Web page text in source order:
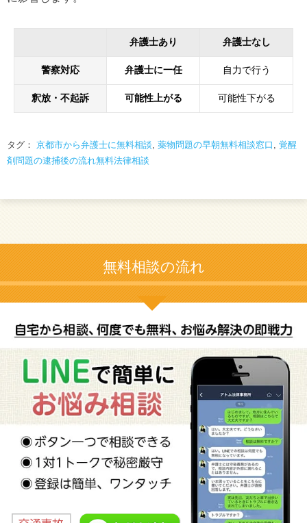
弁護士あり 弁護士なし
警察対応 弁護士に一任 自力で行う
釈放・不起訴 可能性上がる 可能性下がる
タグ： 京都市から弁護士に無料相談, 薬物問題の早朝無料相談窓口 , 覚醒
剤問題の逮捕後の流れ無料法律相談
無料相談の流れ